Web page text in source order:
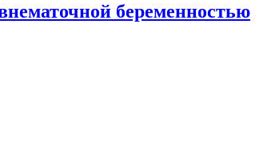
беременностью